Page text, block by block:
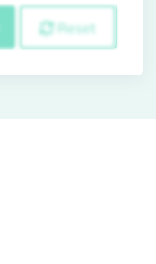
Reset